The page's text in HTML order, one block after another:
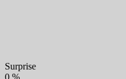
Surprise
0 %